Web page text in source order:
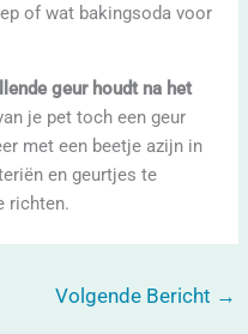
of wat bakingsoda voor
geur houdt na het
je pet toch een geur
met een beetje azijn in
en geurtjes te
richten.
Volgende Bericht →